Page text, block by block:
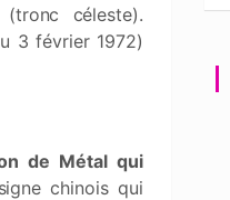
céleste).
3 février 1972)
de Métal qui
chinois qui